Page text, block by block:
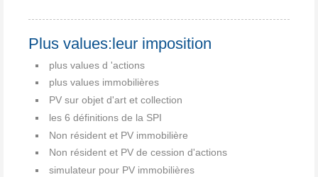
Plus values:leur imposition
plus values d 'actions
plus values immobilières
PV sur objet d'art et collection
les 6 définitions de la SPI
Non résident et PV immobilière
Non résident et PV de cession d'actions
simulateur pour PV immobilières